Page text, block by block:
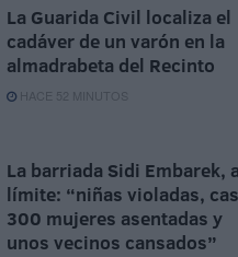
La Guarida Civil localiza el
cadáver de un varón en la
almadrabeta del Recinto
HACE 52 MINUTOS
La barriada Sidi Embarek,
límite: “niñas violadas,
300 mujeres asentadas y
unos vecinos cansados”